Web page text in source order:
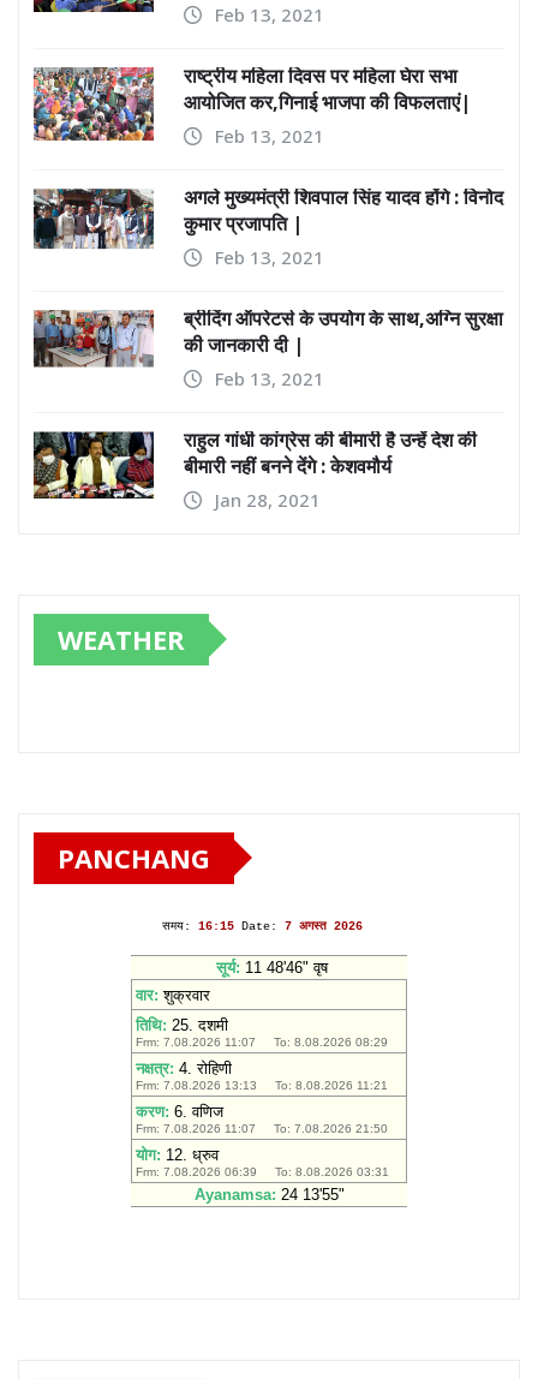
Feb 13, 2021
राष्ट्रीय महिला दिवस पर महिला घेरा सभा
आयोजित कर,गिनाई भाजपा की विफलताएं|
Feb 13, 2021
अगले मुख्यमंत्री शिवपाल सिंह यादव होंगे : विनोद
कुमार प्रजापति |
Feb 13, 2021
ब्रीदिंग ऑपरेटर्स के उपयोग के साथ,अग्नि सुरक्षा
की जानकारी दी |
Feb 13, 2021
राहुल गांधी कांग्रेस की बीमारी है उन्हें देश की
बीमारी नहीं बनने देंगे : केशवमौर्य
Jan 28, 2021
WEATHER
PANCHANG